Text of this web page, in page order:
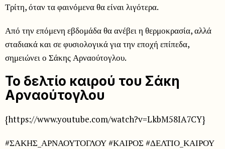
Τρίτη, όταν τα φαινόμενα θα είναι λιγότερα.
Από την επόμενη εβδομάδα θα ανέβει η θερμοκρασία, αλλά
σταδιακά και σε φυσιολογικά για την εποχή επίπεδα,
σημειώνει ο Σάκης Αρναούτογλου.
Το δελτίο καιρού του Σάκη
Αρναούτογλου
{https://www.youtube.com/watch?v=LkbM58IA7CY}
#ΣΑΚΗΣ_ΑΡΝΑΟΥΤΟΓΛΟΥ #ΚΑΙΡΟΣ #ΔΕΛΤΙΟ_ΚΑΙΡΟΥ